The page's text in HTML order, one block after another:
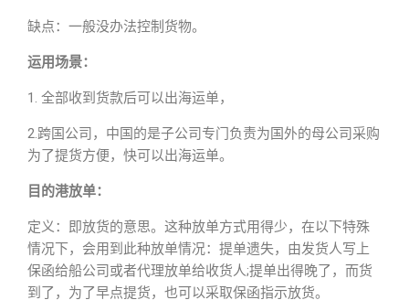
缺点：一般没办法控制货物。
运用场景：
1. 全部收到货款后可以出海运单，
2.跨国公司，中国的是子公司专门负责为国外的母公司采购
为了提货方便，快可以出海运单。
目的港放单：
定义：即放货的意思。这种放单方式用得少，在以下特殊
情况下，会用到此种放单情况：提单遗失，由发货人写上
保函给船公司或者代理放单给收货人;提单出得晚了，而货
到了，为了早点提货，也可以采取保函指示放货。